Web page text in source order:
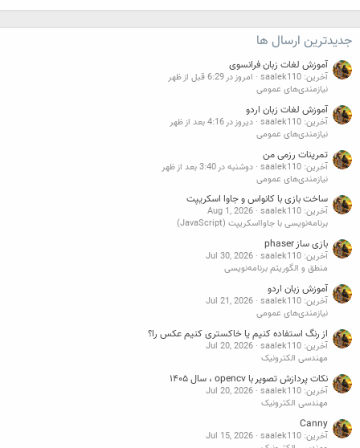
جدیدترین ارسال ها
آموزش لغات زبان فرانسوی
آخرین: saalek110
امروز در 6:29 قبل از ظهر
نیازمندی‌های عمومی
آموزش لغات زبان اردو
آخرین: saalek110
دیروز در 4:16 بعد از ظهر
نیازمندی‌های عمومی
تمرینات رزمی من
آخرین: saalek110
دوشنبه در 3:40 بعد از ظهر
نیازمندی‌های عمومی
ساخت بازی با کانواس و جاوا اسکریپت
آخرین: saalek110
Aug 1, 2026
برنامه‌نویسی با جاوااسکریپت (JavaScript)
بازی ساز phaser
آخرین: saalek110
Jul 30, 2026
منطق و الگوریتم برنامه‌نویسی
آموزش زبان اردو
آخرین: saalek110
Jul 21, 2026
نیازمندی‌های عمومی
از رنگ استفاده کنیم یا خاکستری کنیم عکس را؟
آخرین: saalek110
Jul 20, 2026
مهندسی الکترونیک
نکات پردازش تصویر با opencv ، سال ۱۴۰۵
آخرین: saalek110
Jul 20, 2026
مهندسی الکترونیک
Canny
آخرین: saalek110
Jul 15, 2026